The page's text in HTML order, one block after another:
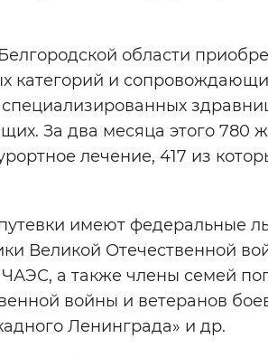
Выключены
Остановить
области
категорий и
За два месяца этого 780
лечение, 417 из
имеют федеральные
Великой Отечественной
а также члены семей
войны и ветеранов
Ленинграда» и др.